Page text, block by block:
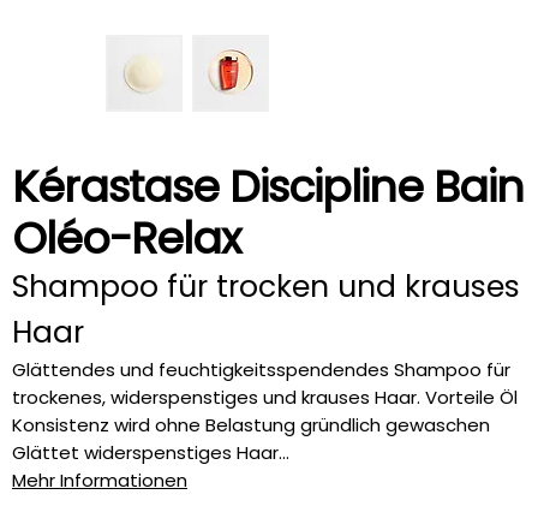
Kérastase Discipline Bain
Oléo-Relax
Shampoo für trocken und krauses
Haar
Glättendes und feuchtigkeitsspendendes Shampoo für
trockenes, widerspenstiges und krauses Haar. Vorteile Öl
Konsistenz wird ohne Belastung gründlich gewaschen
Glättet widerspenstiges Haar...
Mehr Informationen